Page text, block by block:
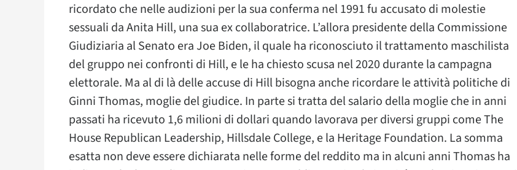
ricordato che nelle audizioni per la sua conferma nel 1991 fu accusato di molestie
sessuali da Anita Hill, una sua ex collaboratrice. L’allora presidente della Commissione
Giudiziaria al Senato era Joe Biden, il quale ha riconosciuto il trattamento maschilista
del gruppo nei confronti di Hill, e le ha chiesto scusa nel 2020 durante la campagna
elettorale. Ma al di là delle accuse di Hill bisogna anche ricordare le attività politiche di
Ginni Thomas, moglie del giudice. In parte si tratta del salario della moglie che in anni
passati ha ricevuto 1,6 milioni di dollari quando lavorava per diversi gruppi come The
House Republican Leadership, Hillsdale College, e la Heritage Foundation. La somma
esatta non deve essere dichiarata nelle forme del reddito ma in alcuni anni Thomas ha